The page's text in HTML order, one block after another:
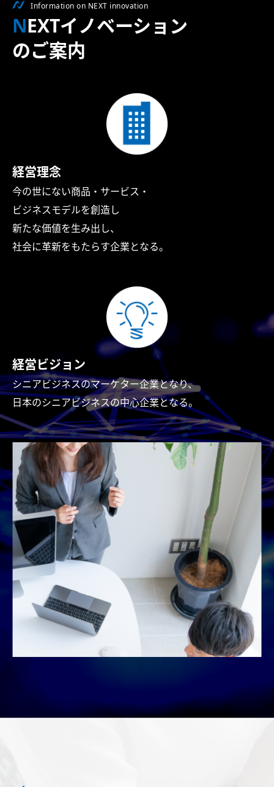
Information on NEXT innovation
NEXTイノベーション
のご案内
経営理念
今の世にない商品・サービス・
ビジネスモデルを創造し
新たな価値を生み出し、
社会に革新をもたらす企業となる。
経営ビジョン
シニアビジネスのマーケター企業となり、
日本のシニアビジネスの中心企業となる。